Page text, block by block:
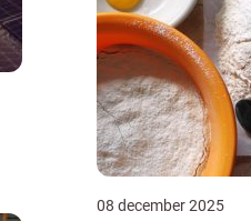
08 december 2025